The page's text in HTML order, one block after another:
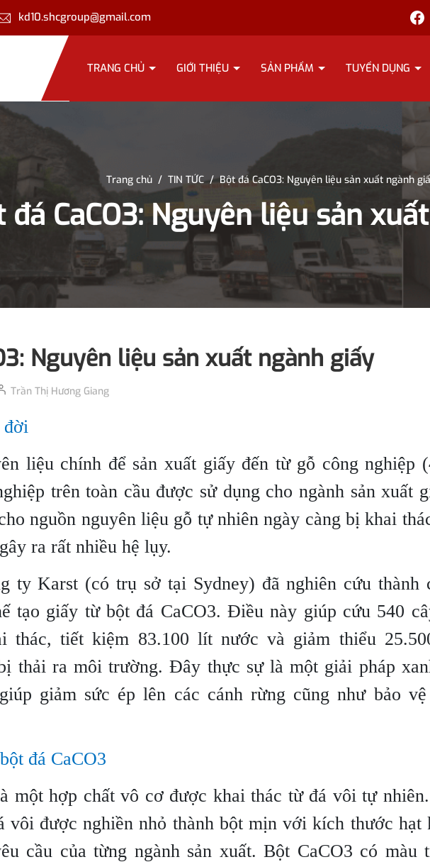
kd10.shcgroup@gmail.com
TRANG CHỦ GIỚI THIỆU SẢN PHẨM TUYỂN DỤNG
Trang chủ / TIN TỨC / Bột đá CaCO3: Nguyên liệu sản xuất ngành
đá CaCO3: Nguyên liệu sản
Nguyên liệu sản xuất ngành giấy
Trần Thị Hương Giang
đời
liệu chính để sản xuất giấy đến từ gỗ công nghiệp
trên toàn cầu được sử dụng cho ngành sản xuất
nguồn nguyên liệu gỗ tự nhiên ngày càng bị khai
ra rất nhiều hệ lụy.
ty Karst (có trụ sở tại Sydney) đã nghiên cứu thành
tạo giấy từ bột đá CaCO3. Điều này giúp cứu 540
thác, tiết kiệm 83.100 lít nước và giảm thiểu
thải ra môi trường. Đây thực sự là một giải pháp
giảm sức ép lên các cánh rừng cũng như bảo
đá CaCO3
một hợp chất vô cơ được khai thác từ đá vôi tự nhiên.
vôi được nghiền nhỏ thành bột mịn với kích thước hạt
cầu của từng ngành sản xuất. Bột CaCO3 có màu